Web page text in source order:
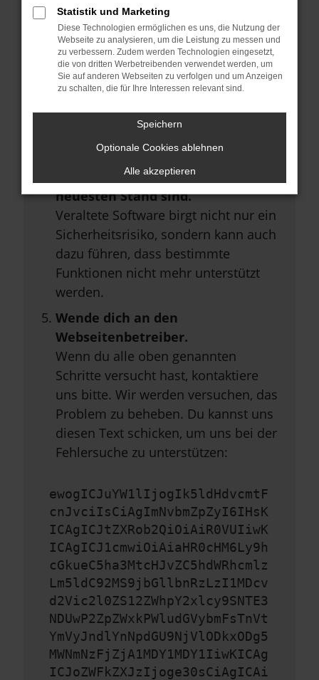
Funktioniert die Seite in einem
anderen Browser oder in einem
privaten Fenster?
Starte dein Gerät neu.
Das kann manchmal helfen,
vorübergehende Probleme zu
Stelle sicher, dass dein Browser
und dein Betriebssystem auf dem
neuesten Stand sind.
Veraltete Software birgt nicht nur ein
Sicherheitsrisiko, sondern kann auch
dazu führen, dass bestimmte
Funktionen nicht mehr unterstützt
werden.
Wende dich an den
Webseitenbetreiber.
Wenn du alle oben genannten
Schritte versucht hast, kontaktiere
uns bitte. Wir werden versuchen, das
Problem zu beheben. Du kannst uns
diesen Text schicken, um uns bei der
Fehlersuche zu unterstützen:
ewogICJuYW1lIjogIk5ldHdvcmtF
cnJvciIsCiAgImNvbmZpZyI6IHsK
ICAgICJtZXRob2QiOiAiR0VUIiwK
ICAgICJ1cmwiOiAiaHR0cHM6Ly9h
cGkueC5ha3MtcHJvZC5hdWRhcmlz
Lm5ldC92MS9jbGllbnRzLzI1MDcv
d2Vic2l0ZS12ZWhpY2xlcy9SNTE3
NDUwP2ZpZWxkPWludGVybmFsTnVt
YmVyJndlYnNpdGU9NjVlODkxODg5
MWNmNzFjZjA1MDY1MDY1IiwKICAg
ICJoZWFkZXJzIjoge30sCiAgICAi
Statistik und Marketing
Diese Technologien ermöglichen es uns, die Nutzung der
Webseite zu analysieren, um die Leistung zu messen und
zu verbessern. Zudem werden Technologien eingesetzt,
die von dritten Werbetreibenden verwendet werden, um
Sie auf anderen Webseiten zu verfolgen und um Anzeigen
zu schalten, die für Ihre Interessen relevant sind.
Speichern
Optionale Cookies ablehnen
Alle akzeptieren